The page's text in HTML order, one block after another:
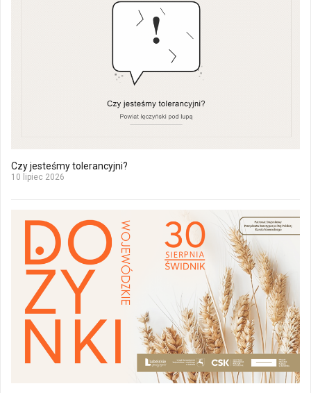
Czy jesteśmy tolerancyjni?
10 lipiec 2026